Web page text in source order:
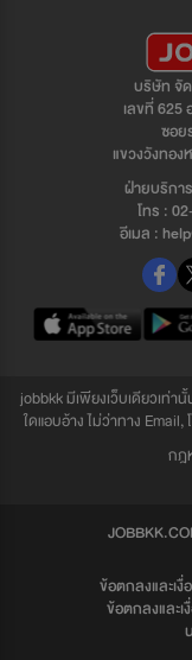
บริษัท จั
เลขที่ 625
ซอย
แขวงวังทอง
ฝ่ายบริกา
โทร :
อีเมล :
jobbkk มีเพียงเว็บเดียวเท่า
ใดแอบอ้าง ไม่ว่าทาง
กฎ
ข้อตกลงและเ
ข้อตกลงและ